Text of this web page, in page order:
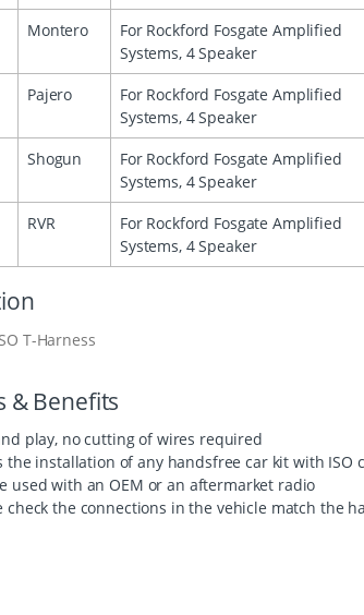
Montero
For Rockford Fosgate Amplified
Systems, 4 Speaker
Pajero
For Rockford Fosgate Amplified
Systems, 4 Speaker
Shogun
For Rockford Fosgate Amplified
Systems, 4 Speaker
RVR
For Rockford Fosgate Amplified
Systems, 4 Speaker
T-Harness
& Benefits
play, no cutting of wires required
the installation of any handsfree car kit with ISO
used with an OEM or an aftermarket radio
check the connections in the vehicle match the